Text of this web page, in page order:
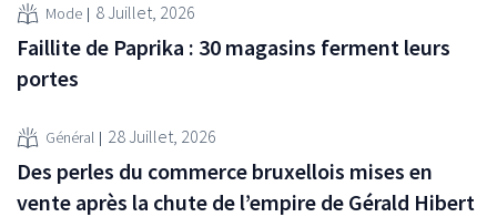
Mode 8 Juillet, 2026
Faillite de Paprika : 30 magasins ferment leurs
portes
Général 28 Juillet, 2026
Des perles du commerce bruxellois mises en
vente après la chute de l’empire de Gérald Hibert